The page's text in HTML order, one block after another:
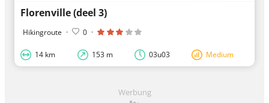
Florenville (deel 3)
Hikingroute · 0 ·
14 km 153 m 03u03 Medium
Werbung